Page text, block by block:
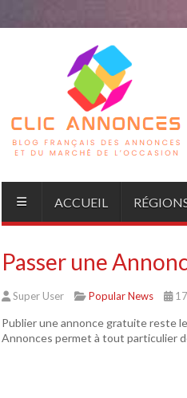
ACCUEIL
Passer une
Super User Popular News
Publier une annonce gratuite reste
Annonces permet à tout particulier